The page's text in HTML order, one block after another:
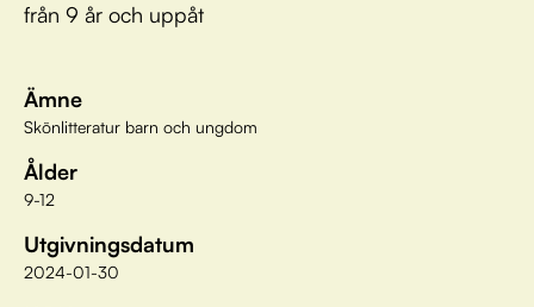
från 9 år och uppåt
Ämne
Skönlitteratur barn och ungdom
Ålder
9-12
Utgivningsdatum
2024-01-30